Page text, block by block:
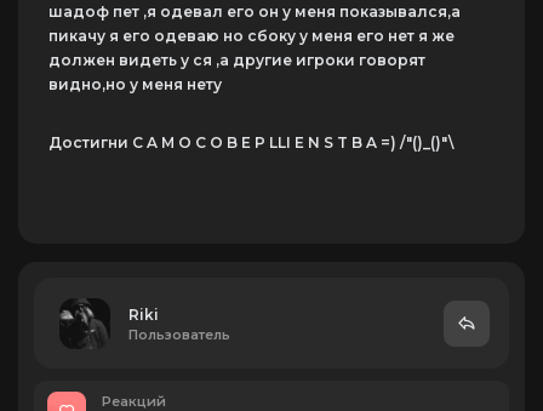
шадоф пет ,я одевал его он у меня показывался,а
пикачу я его одеваю но сбоку у меня его нет я же
должен видеть у ся ,а другие игроки говорят
видно,но у меня нету
Достигни C A M O C O B E P LLI E N S T B A =) /"()_()"\
Riki
Пользователь
Реакций